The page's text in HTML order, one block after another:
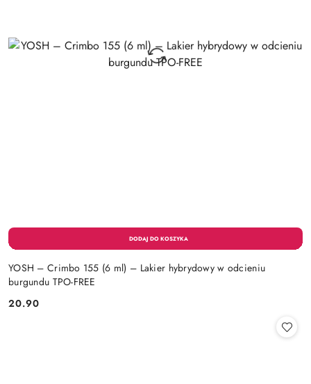
YOSH – Crimbo 155 (6 ml) – Lakier hybrydowy w odcieniu
burgundu TPO-FREE
Cena:
20.90